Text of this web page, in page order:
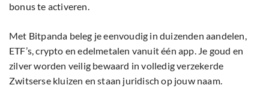
bonus te activeren.
Met Bitpanda beleg je eenvoudig in duizenden aandelen,
ETF’s, crypto en edelmetalen vanuit één app. Je goud en
zilver worden veilig bewaard in volledig verzekerde
Zwitserse kluizen en staan juridisch op jouw naam.